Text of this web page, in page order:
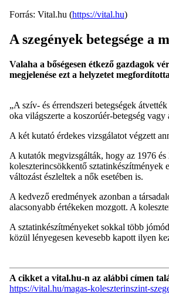
Forrás: Vital.hu (https://vital.hu)
A szegények betegsége a
Valaha a bőségesen étkező gazdagok
megjelenése ezt a helyzetet
„A szív- és érrendszeri betegségek
oka világszerte a koszorúér-betegség
A két kutató érdekes vizsgálatot végzett
A kutatók megvizsgálták, hogy az 1976
koleszterincsökkentő
változást észleltek a nők esetében is.
A kedvező eredmények azonban a
alacsonyabb értékeken mozgott. A
A sztatinkészítményeket sokkal több
közül lényegesen kevesebb kapott ilyen
A cikket a vital.hu-n az alábbi címen
https://vital.hu/magas-koleszterinszint-